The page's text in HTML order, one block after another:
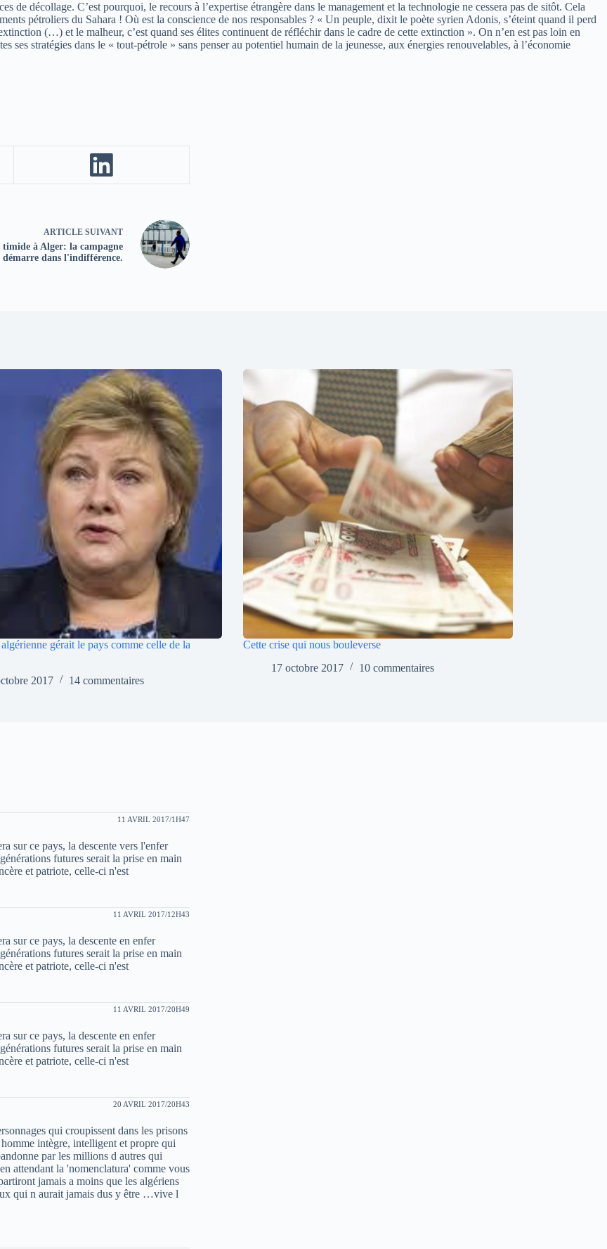
de décollage. C’est pourquoi, le recours à l’expertise étrangère dans le management et la technologie ne cessera pas de sitôt. Cela
pétroliers du Sahara ! Où est la conscience de nos responsables ? « Un peuple, dixit le poète syrien Adonis, s’éteint quand il perd
(…) et le malheur, c’est quand ses élites continuent de réfléchir dans le cadre de cette extinction ». On n’en est pas loin en
ses stratégies dans le « tout-pétrole » sans penser au potentiel humain de la jeunesse, aux énergies renouvelables, à l’économie
ARTICLE SUIVANT
timide à Alger: la campagne
démarre dans l'indifférence.
gérait le pays comme celle de la
2017
14 commentaires
Cette crise qui nous bouleverse
17 octobre 2017
10 commentaires
11 AVRIL 2017/1H47
sur ce pays, la descente vers l'enfer
futures serait la prise en main
et patriote, celle-ci n'est
11 AVRIL 2017/12H43
sur ce pays, la descente en enfer
futures serait la prise en main
et patriote, celle-ci n'est
11 AVRIL 2017/20H49
sur ce pays, la descente en enfer
futures serait la prise en main
et patriote, celle-ci n'est
20 AVRIL 2017/20H43
qui croupissent dans les prisons
intègre, intelligent et propre qui
par les millions d autres qui
attendant la 'nomenclatura' comme vous
jamais a moins que les algériens
qui n aurait jamais dus y être …vive l